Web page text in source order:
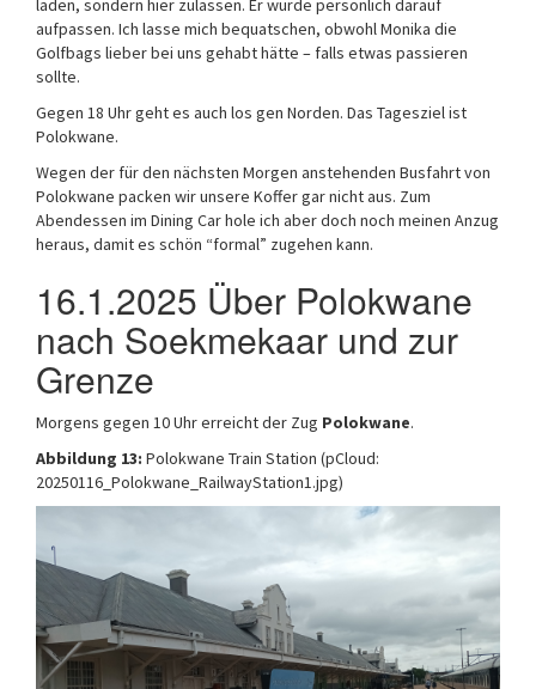
laden, sondern hier zulassen. Er würde persönlich darauf
aufpassen. Ich lasse mich bequatschen, obwohl Monika die
Golfbags lieber bei uns gehabt hätte – falls etwas passieren
sollte.
Gegen 18 Uhr geht es auch los gen Norden. Das Tagesziel ist
Polokwane.
Wegen der für den nächsten Morgen anstehenden Busfahrt von
Polokwane packen wir unsere Koffer gar nicht aus. Zum
Abendessen im Dining Car hole ich aber doch noch meinen Anzug
heraus, damit es schön “formal” zugehen kann.
16.1.2025 Über Polokwane
nach Soekmekaar und zur
Grenze
Morgens gegen 10 Uhr erreicht der Zug Polokwane.
Abbildung 13: Polokwane Train Station (pCloud:
20250116_Polokwane_RailwayStation1.jpg)